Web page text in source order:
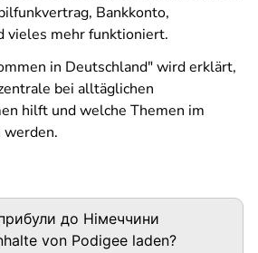
Bankkonto,
vieles mehr funktioniert.
in Deutschland" wird erklärt,
bei alltäglichen
hilft und welche Themen im
werden.
до Німеччини
von Podigeeladen?